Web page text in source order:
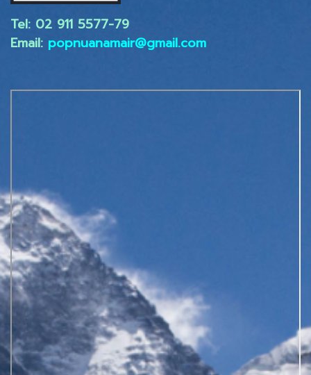
Tel: 02 ​911 5577-79
Email: popnuanamair@gmail.com